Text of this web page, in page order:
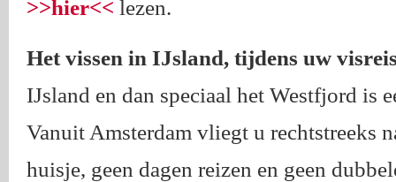
>>hier<< lezen.
Het vissen in IJsland, tijdens uw
IJsland en dan speciaal het Westfjord is
Vanuit Amsterdam vliegt u rechtstreeks
huisje, geen dagen reizen en geen